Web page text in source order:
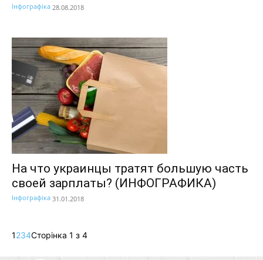
Інфографіка 28.08.2018
На что украинцы тратят большую часть
своей зарплаты? (ИНФОГРАФИКА)
Інфографіка 31.01.2018
1234Сторінка 1 з 4